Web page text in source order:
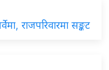
राजपरिवारमा सङ्कट